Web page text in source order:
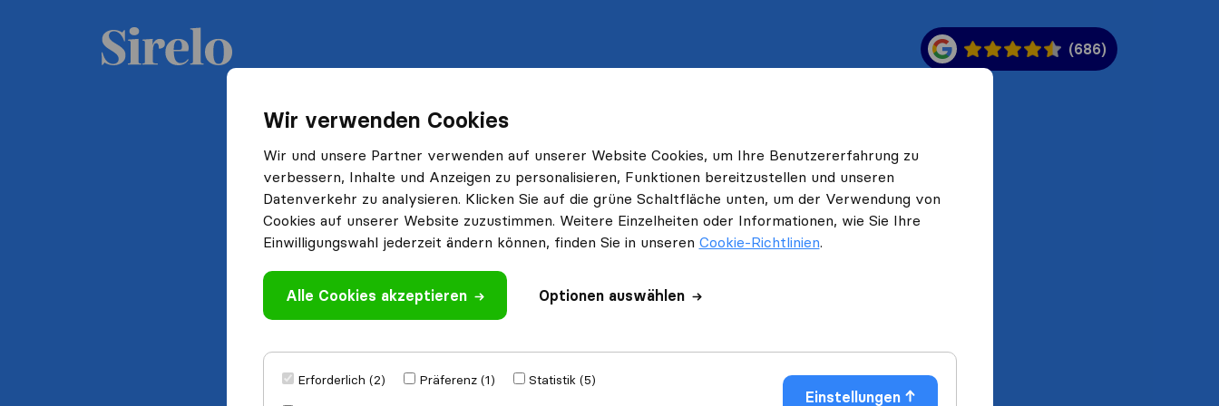
Wir verwenden Cookies
Wir und unsere Partner verwenden auf unserer Website Cookies, um Ihre Benutzererfahrung zu
verbessern, Inhalte und Anzeigen zu personalisieren, Funktionen bereitzustellen und unseren
Datenverkehr zu analysieren. Klicken Sie auf die grüne Schaltfläche unten, um der Verwendung von
Cookies auf unserer Website zuzustimmen. Weitere Einzelheiten oder Informationen, wie Sie Ihre
Einwilligungswahl jederzeit ändern können, finden Sie in unseren Cookie-Richtlinien.
Alle Cookies akzeptieren Optionen auswählen
Erforderlich (2) Präferenz (1)
Statistik (5)
Einstellungen
(686)